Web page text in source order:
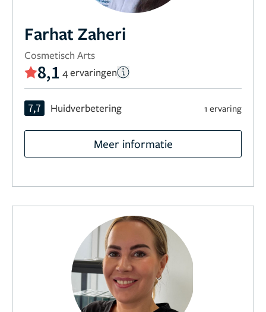
Farhat Zaheri
Cosmetisch Arts
8,1 4 ervaringen
7,7 Huidverbetering 1 ervaring
Meer informatie